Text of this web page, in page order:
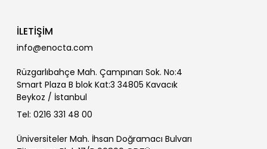
İLETİŞİM
info@enocta.com
Rüzgarlıbahçe Mah. Çampınarı Sok. No:4
Smart Plaza B blok Kat:3 34805 Kavacık
Beykoz / İstanbul
Tel: 0216 331 48 00
Üniversiteler Mah. İhsan Doğramacı Bulvarı